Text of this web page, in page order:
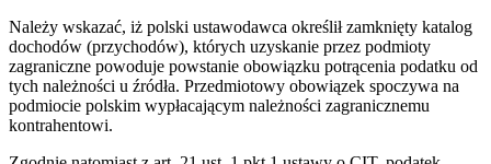
Należy wskazać, iż polski ustawodawca określił zamknięty katalog
dochodów (przychodów), których uzyskanie przez podmioty
zagraniczne powoduje powstanie obowiązku potrącenia podatku od
tych należności u źródła. Przedmiotowy obowiązek spoczywa na
podmiocie polskim wypłacającym należności zagranicznemu
kontrahentowi.